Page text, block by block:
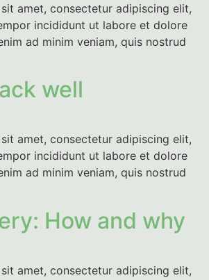
amet, consectetur adipiscing elit,
incididunt ut labore et dolore
ad minim veniam, quis nostrud
well
amet, consectetur adipiscing elit,
incididunt ut labore et dolore
ad minim veniam, quis nostrud
How and why
amet, consectetur adipiscing elit,